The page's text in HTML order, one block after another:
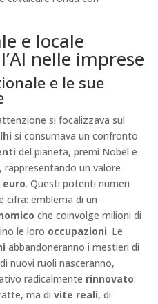
e locale
nelle imprese
e le sue
si focalizzava sul
si consumava un confronto
del pianeta, premi Nobel e
un valore
euro. Questi potenti numeri
cifra: emblema di un
che coinvolge milioni di
le loro occupazioni. Le
abbandoneranno i mestieri di
di nuovi ruoli nasceranno,
radicalmente rinnovato.
ma di vite reali, di